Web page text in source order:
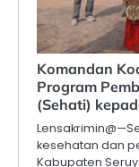
Komandan
Program
(Sehati)
kesehatan dan
Kabupaten